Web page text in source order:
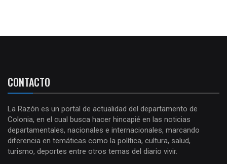
CONTACTO
La Razón es un portal de actualidad del departamento de
Colonia, en el cual busca hacer hincapié en las noticias
departamentales, nacionales e internacionales, marcando
diferencia en temáticas como la política, cultura, salud,
turismo, deportes entre otros temas del diario vivir.